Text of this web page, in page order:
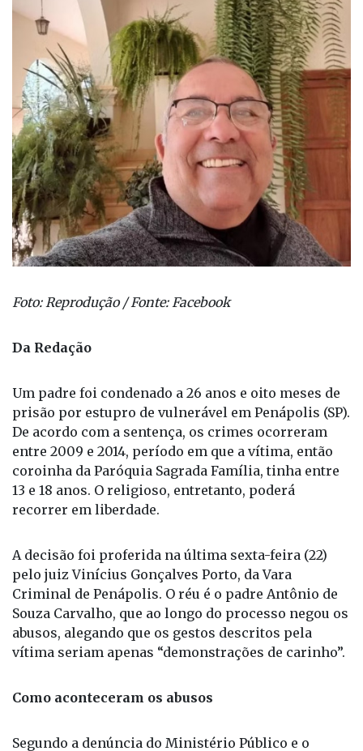
Um padre foi condenado a 26 anos e oito meses de
prisão por estupro de vulnerável em Penápolis (SP).
De acordo com a sentença, os crimes ocorreram
entre 2009 e 2014, período em que a vítima, então
coroinha da Paróquia Sagrada Família, tinha entre
13 e 18 anos. O religioso, entretanto, poderá
A decisão foi proferida na última sexta-feira (22)
pelo juiz Vinícius Gonçalves Porto, da Vara
Criminal de Penápolis. O réu é o padre Antônio de
Souza Carvalho, que ao longo do processo negou os
abusos, alegando que os gestos descritos pela